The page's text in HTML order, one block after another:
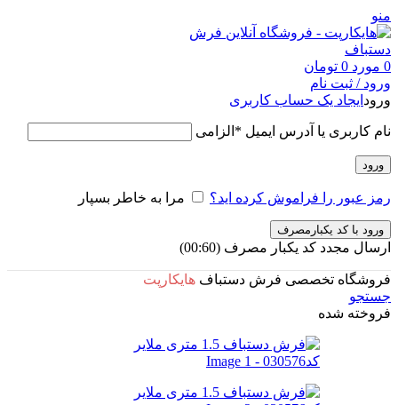
منو
0 مورد 0 تومان
ورود / ثبت نام
ورود ایجاد یک حساب کاربری
نام کاربری یا آدرس ایمیل * الزامی
ورود
رمز عبور را فراموش کرده اید؟ مرا به خاطر بسپار
ورود با کد یکبارمصرف
ارسال مجدد کد یکبار مصرف (00:
60
)
فروشگاه تخصصی فرش دستباف هایکارپت
جستجو
فروخته شده